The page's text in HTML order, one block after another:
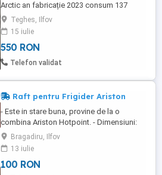
Arctic an fabricație 2023 consum 137
KWH pe an înălțime 84 cm ,model AF 125
MW zgomot 39db .Stare foarte buna.
Teghes, Ilfov
15 iulie
550 RON
Telefon validat
Raft pentru Frigider Ariston
- Este in stare buna, provine de la o
combina Ariston Hotpoint. - Dimensiuni:
49.5 cm x 11.5cm x 4.5cm (inaltime),
dimensiuni intre gaurile de montare 45 cm
- Pret 100Lei
Bragadiru, Ilfov
13 iulie
100 RON